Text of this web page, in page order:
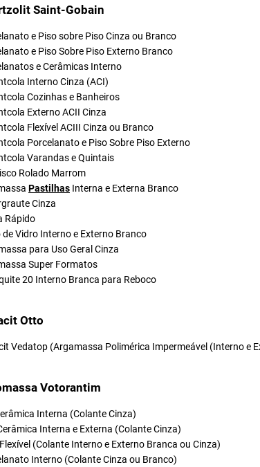
Saint-Gobain
e Piso sobre Piso Cinza ou Branco
e Piso Sobre Piso Externo Branco
e Cerâmicas Interno
Interno Cinza (ACI)
Cozinhas e Banheiros
Externo ACII Cinza
Flexível ACIII Cinza ou Branco
Porcelanato e Piso Sobre Piso Externo
Varandas e Quintais
Rolado Marrom
Pastilhas Interna e Externa Branco
Cinza
Rápido
de Vidro Interno e Externo Branco
para Uso Geral Cinza
Super Formatos
20 Interno Branca para Reboco
Otto
Vedatop (Argamassa Polimérica Impermeável (Interno e
Votorantim
Interna (Colante Cinza)
Interna e Externa (Colante Cinza)
(Colante Interno e Externo Branca ou Cinza)
Interno (Colante Cinza ou Branco)